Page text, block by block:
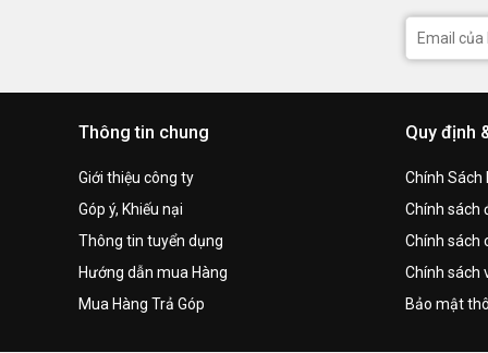
Thông tin chung
Giới thiệu công ty
Góp ý, Khiếu nại
Thông tin tuyển dụng
Hướng dẫn mua Hàng
Mua Hàng Trả Góp
Quy định
Chính Sách
Chính sách
Chính sách
Chính sách
Bảo mật